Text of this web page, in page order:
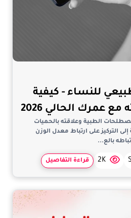
للنساء - كيفية
عمرك الحالي 2026
الطبية وعلاقته بالحميات
التركيز على ارتباط معدل الوزن
بالع...
2K قراءة التفاصيل